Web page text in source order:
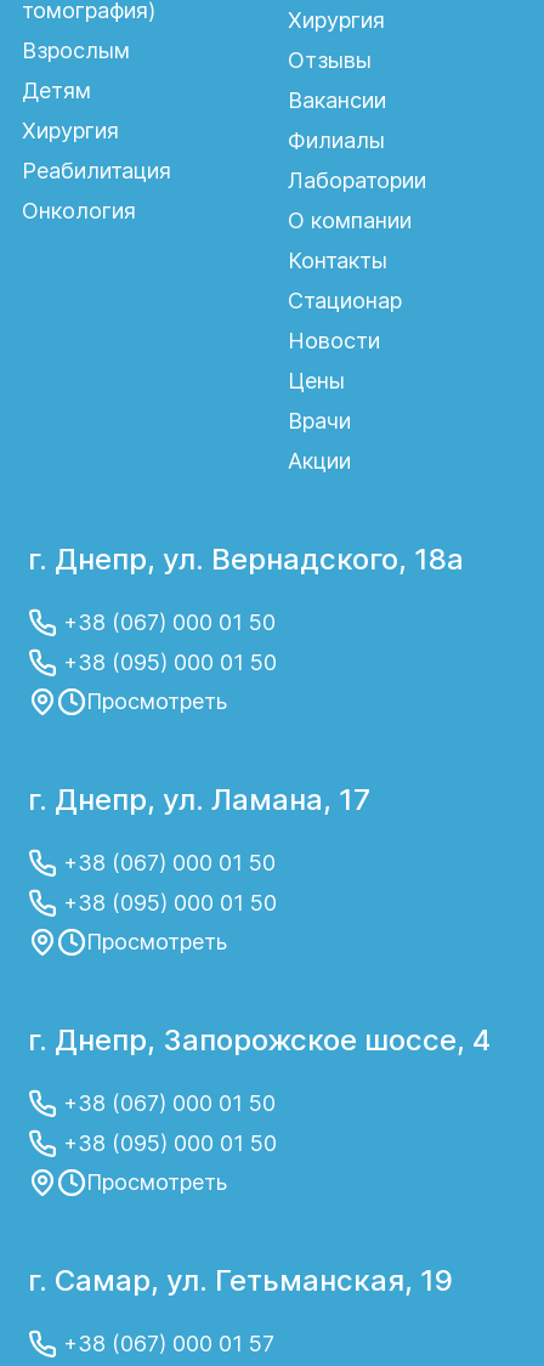
томография)
Взрослым
Детям
Хирургия
Реабилитация
Онкология
Хирургия
Отзывы
Вакансии
Филиалы
Лаборатории
О компании
Контакты
Стационар
Новости
Цены
Врачи
Акции
г. Днепр, ул. Вернадского, 18а
+38 (067) 000 01 50
+38 (095) 000 01 50
Просмотреть
г. Днепр, ул. Ламана, 17
+38 (067) 000 01 50
+38 (095) 000 01 50
Просмотреть
г. Днепр, Запорожское шоссе, 4
+38 (067) 000 01 50
+38 (095) 000 01 50
Просмотреть
г. Самар, ул. Гетьманская, 19
+38 (067) 000 01 57